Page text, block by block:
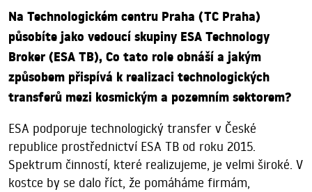
Na Technologickém centru Praha (TC Praha)
působíte jako vedoucí skupiny ESA Technology
Broker (ESA TB), Co tato role obnáší a jakým
způsobem přispívá k realizaci technologických
transferů mezi kosmickým a pozemním sektorem?
ESA podporuje technologický transfer v České
republice prostřednictví ESA TB od roku 2015.
Spektrum činností, které realizujeme, je velmi široké. V
kostce by se dalo říct, že pomáháme firmám,